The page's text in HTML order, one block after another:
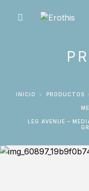
INICIO PRODUCTOS
LEG AVENUE – MEDIAS CON COSTURA Y ENCAJE TALLA